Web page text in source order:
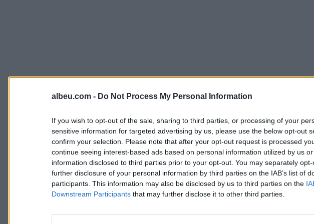
albeu.com - Do Not Process My Personal Information
If you wish to opt-out of the sale, sharing to third parties, or processing of your
sensitive information for targeted advertising by us, please use the below opt-out
confirm your selection. Please note that after your opt-out request is processed
continue seeing interest-based ads based on personal information utilized by us
information disclosed to third parties prior to your opt-out. You may separately
further disclosure of your personal information by third parties on the IAB’s list of
participants. This information may also be disclosed by us to third parties on the
Downstream Participants that may further disclose it to other third parties.